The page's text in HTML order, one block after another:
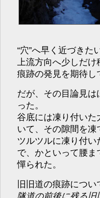
“穴”へ早く近づきた
上流方向へ少しだ
痕跡の発見を期待し
だが、その目論見
った。
谷底には凍り付い
いて、その隙間を
ツルツルに凍り付
で、かといって腰
憚られた。
旧旧道の痕跡につい